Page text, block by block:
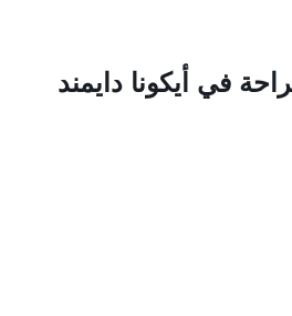
في أيكونا دايمند